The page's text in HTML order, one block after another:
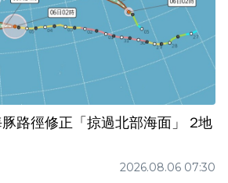
路徑修正「掠過北部海面」 2地
2026.08.06 07:30